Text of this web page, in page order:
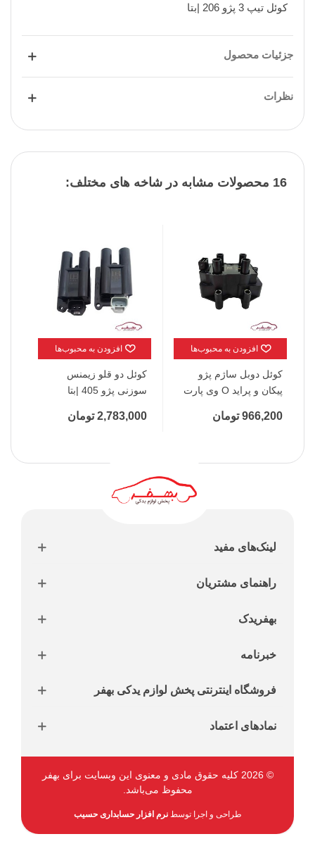
کوئل تیپ 3 پژو 206 |بتا
جزئیات محصول
نظرات
16 محصولات مشابه در شاخه های مختلف:
افزودن به محبوب‌ها
کوئل دوبل ساژم پژو
پیکان و پراید O وی پارت
966,200 تومان
افزودن به محبوب‌ها
کوئل دو قلو زیمنس
سوزنی پژو 405 |بتا
2,783,000 تومان
لینک‌های مفید
راهنمای مشتریان
بهفریدک
خبرنامه
فروشگاه اینترنتی پخش لوازم یدکی بهفر
نمادهای اعتماد
طراحی و اجرا توسطنرم افزار حسابداری حسیب
© 2026 کلیه حقوق مادی و معنوی این وبسایت برای بهفر
محفوظ می‌باشد.